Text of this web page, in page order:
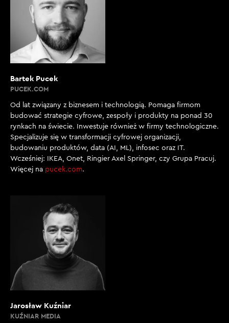
Bartek Pucek
PUCEK.COM
Od lat związany z biznesem i technologią. Pomaga firmom
budować strategie cyfrowe, zespoły i produkty na ponad 30
rynkach na świecie. Inwestuje również w firmy technologiczne.
Specjalizuje się w transformacji cyfrowej organizacji,
budowaniu produktów, data (AI, ML), infosec oraz IT.
Wcześniej: IKEA, Onet, Ringier Axel Springer, czy Grupa Pracuj.
Więcej na pucek.com.
Jarosław Kuźniar
KUŹNIAR MEDIA